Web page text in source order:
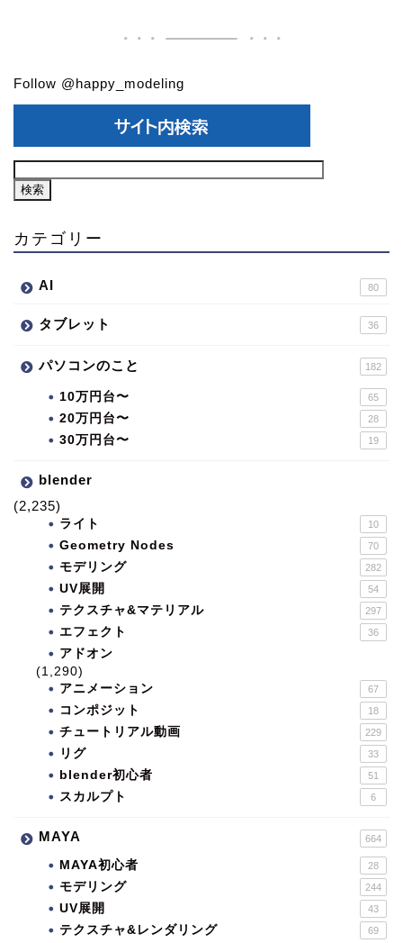
Follow @happy_modeling
カテゴリー
AI 80
タブレット 36
パソコンのこと 182
10万円台〜 65
20万円台〜 28
30万円台〜 19
blender
(2,235)
ライト 10
Geometry Nodes 70
モデリング 282
UV展開 54
テクスチャ&マテリアル 297
エフェクト 36
アドオン
(1,290)
アニメーション
67
コンポジット 18
チュートリアル動画 229
リグ 33
blender初心者 51
スカルプト 6
MAYA 664
MAYA初心者 28
モデリング 244
UV展開 43
テクスチャ&レンダリング 69